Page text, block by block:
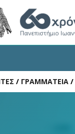
/ ΓΡΑΜΜΑΤΕΙΑ /